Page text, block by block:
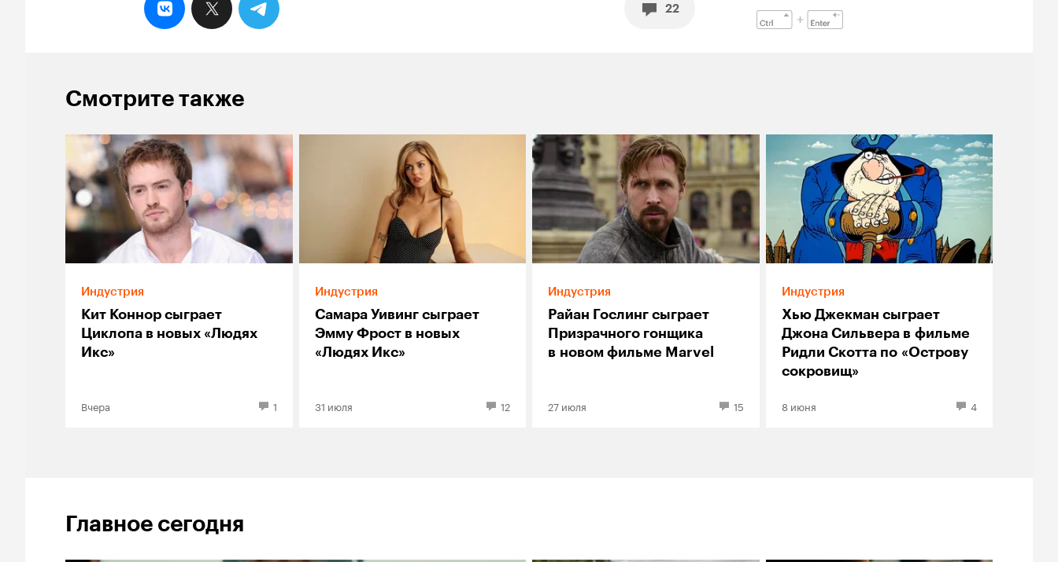
22
Смотрите также
Индустрия
Кит Коннор сыграет
Циклопа в новых «Людях
Икс»
Вчера 1
Индустрия
Самара Уивинг сыграет
Эмму Фрост в новых
«Людях Икс»
31 июля 12
Индустрия
Райан Гослинг сыграет
Призрачного гонщика
в новом фильме Marvel
27 июля 15
Индустрия
Хью Джекман сыграет
Джона Сильвера в фильме
Ридли Скотта по «Острову
сокровищ»
8 июня 4
Главное сегодня